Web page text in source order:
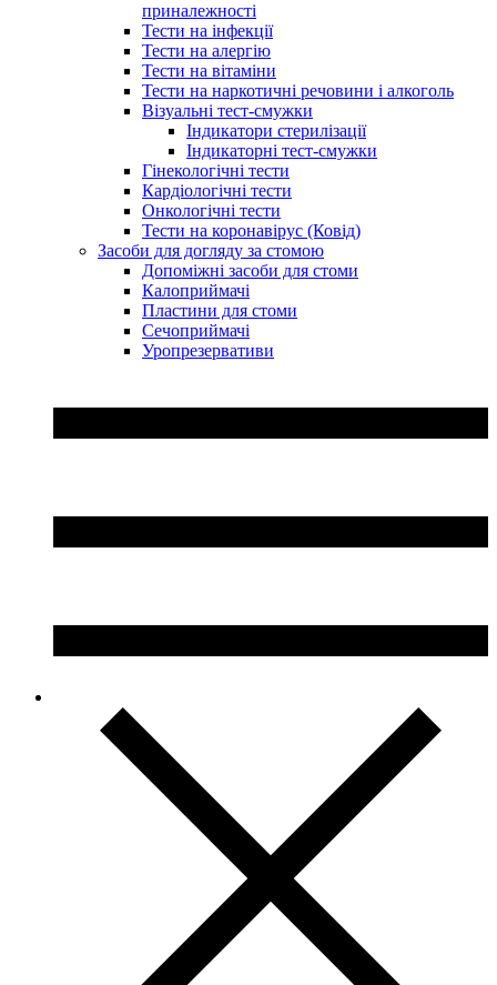
приналежності
Тести на інфекції
Тести на алергію
Тести на вітаміни
Тести на наркотичні речовини і алкоголь
Візуальні тест-смужки
Індикатори стерилізації
Індикаторні тест-смужки
Гінекологічні тести
Кардіологічні тести
Онкологічні тести
Тести на коронавірус (Ковід)
Засоби для догляду за стомою
Допоміжні засоби для стоми
Калоприймачі
Пластини для стоми
Сечоприймачі
Уропрезервативи